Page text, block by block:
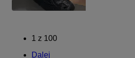
1 z 100
Dalej